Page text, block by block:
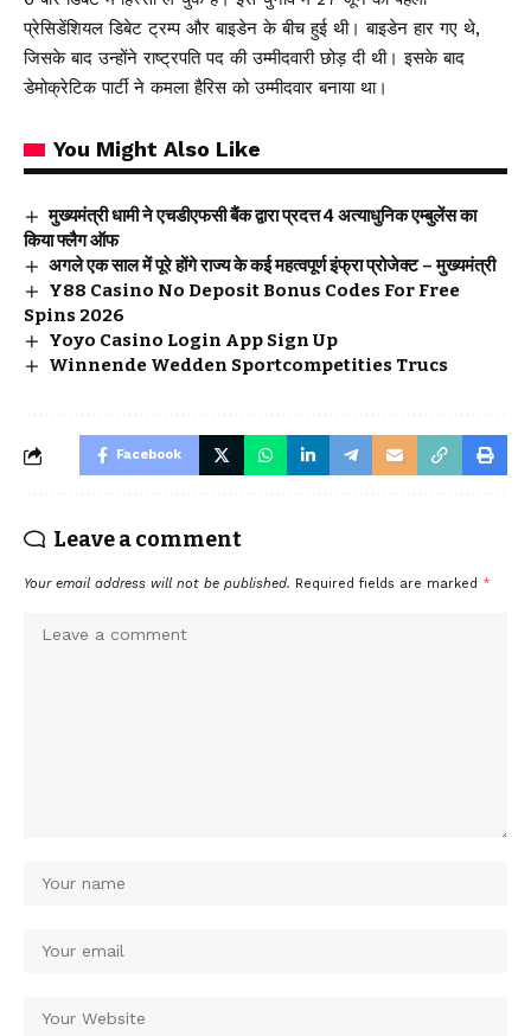
प्रेसिडेंशियल डिबेट ट्रम्प और बाइडेन के बीच हुई थी। बाइडेन हार गए थे,
जिसके बाद उन्होंने राष्ट्रपति पद की उम्मीदवारी छोड़ दी थी। इसके बाद
डेमोक्रेटिक पार्टी ने कमला हैरिस को उम्मीदवार बनाया था।
You Might Also Like
मुख्यमंत्री धामी ने एचडीएफसी बैंक द्वारा प्रदत्त 4 अत्याधुनिक एम्बुलेंस का
किया फ्लैग ऑफ
अगले एक साल में पूरे होंगे राज्य के कई महत्वपूर्ण इंफ्रा प्रोजेक्ट – मुख्यमंत्री
Y88 Casino No Deposit Bonus Codes For Free
Spins 2026
Yoyo Casino Login App Sign Up
Winnende Wedden Sportcompetities Trucs
Facebook
Leave a comment
Your email address will not be published. Required fields are marked *